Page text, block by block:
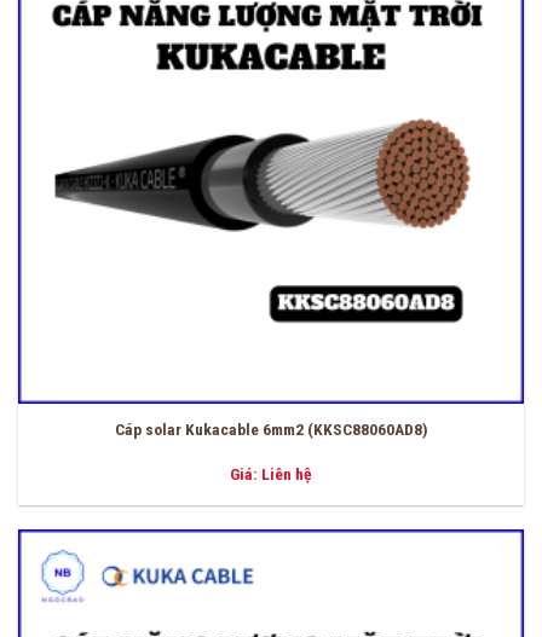
Cáp solar Kukacable 6mm2 (KKSC88060AD8)
Giá: Liên hệ